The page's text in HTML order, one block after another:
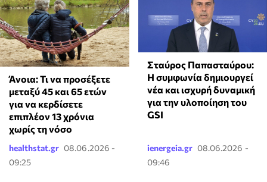
Άνοια: Τι να προσέξετε
μεταξύ 45 και 65 ετών
για να κερδίσετε
επιπλέον 13 χρόνια
χωρίς τη νόσο
healthstat.gr 08.06.2026 -
09:25
Σταύρος Παπασταύρου:
Η συμφωνία δημιουργεί
νέα και ισχυρή δυναμική
για την υλοποίηση του
GSI
ienergeia.gr 08.06.2026 -
09:46